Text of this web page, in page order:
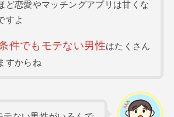
ど恋愛やマッチングアプリは甘くな
すよ
件でもモテない男性はたくさん
すからね